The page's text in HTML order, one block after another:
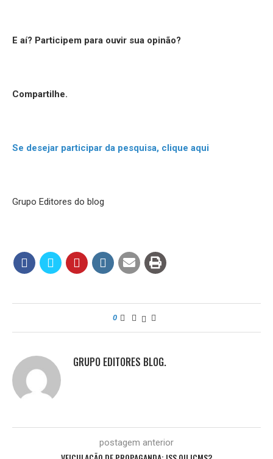
E aí? Participem para ouvir sua opinão?
Compartilhe.
Se desejar participar da pesquisa, clique aqui
Grupo Editores do blog
0
GRUPO EDITORES BLOG.
postagem anterior